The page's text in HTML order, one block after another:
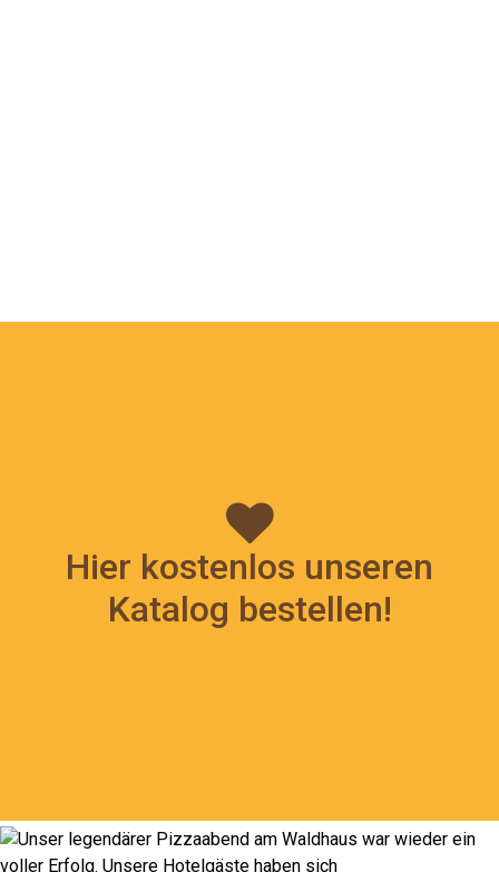
Hier kostenlos unseren
Katalog bestellen!